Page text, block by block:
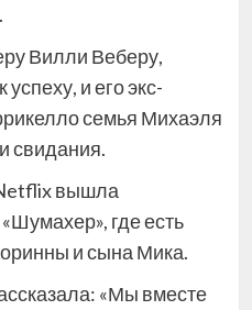
Вилли Веберу,
и его экс-
семья Михаэля
свидания.
вышла
где есть
и сына Мика.
«Мы вместе